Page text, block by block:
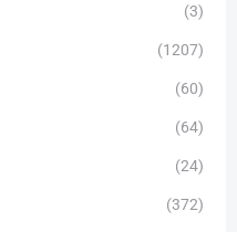
(3)
(1207)
(60)
(64)
(24)
(372)